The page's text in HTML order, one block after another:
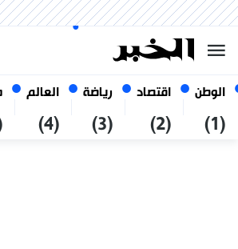
الوطن
(1)
اقتصاد
(2)
رياضة
(3)
العالم
(4)
07 أغسطس 2026
الجزائر